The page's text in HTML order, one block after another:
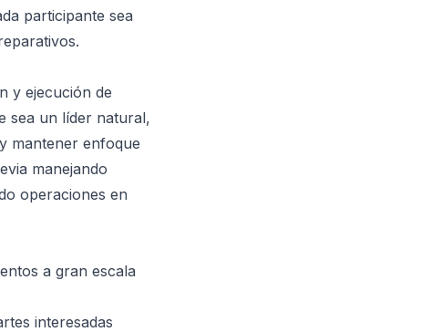
participante sea
y ejecución de
sea un líder natural,
mantener enfoque
manejando
operaciones en
a gran escala
interesadas